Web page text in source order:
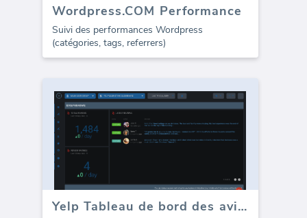
Wordpress.COM Performance
Suivi des performances Wordpress
(catégories, tags, referrers)
Yelp Tableau de bord des avis en ligne